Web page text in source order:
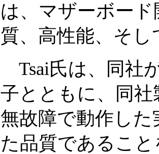
は、マザーボー
質、高性能、そ
Tsai氏は、同社
子とともに、同
無故障で動作し
た品質であるこ